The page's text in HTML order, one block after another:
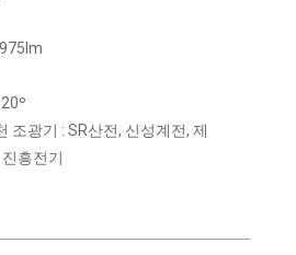
: SR산전, 신성계전, 제
전기